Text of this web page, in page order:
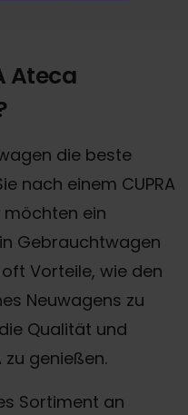
Ateca
die beste
nach einem CUPRA
ein
Gebrauchtwagen
Vorteile, wie den
Neuwagens zu
Qualität und
zu genießen.
Sortiment an